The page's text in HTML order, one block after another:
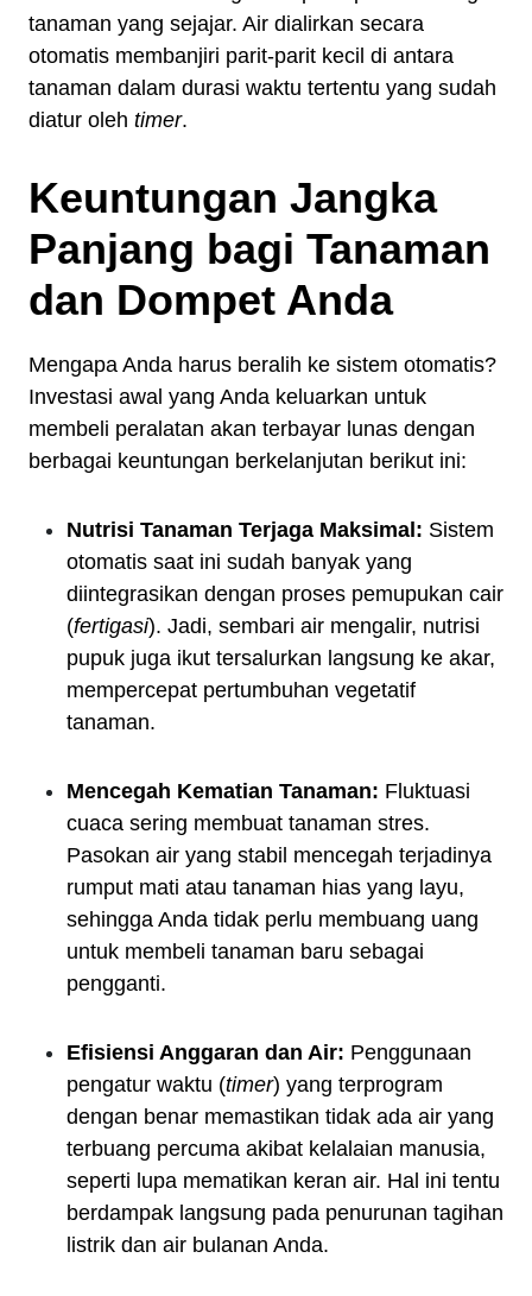
tanaman yang sejajar. Air dialirkan secara
otomatis membanjiri parit-parit kecil di antara
tanaman dalam durasi waktu tertentu yang sudah
diatur oleh timer.
Keuntungan Jangka
Panjang bagi Tanaman
dan Dompet Anda
Mengapa Anda harus beralih ke sistem otomatis?
Investasi awal yang Anda keluarkan untuk
membeli peralatan akan terbayar lunas dengan
berbagai keuntungan berkelanjutan berikut ini:
Nutrisi Tanaman Terjaga Maksimal: Sistem
otomatis saat ini sudah banyak yang
diintegrasikan dengan proses pemupukan cair
(fertigasi). Jadi, sembari air mengalir, nutrisi
pupuk juga ikut tersalurkan langsung ke akar,
mempercepat pertumbuhan vegetatif
tanaman.
Mencegah Kematian Tanaman: Fluktuasi
cuaca sering membuat tanaman stres.
Pasokan air yang stabil mencegah terjadinya
rumput mati atau tanaman hias yang layu,
sehingga Anda tidak perlu membuang uang
untuk membeli tanaman baru sebagai
pengganti.
Efisiensi Anggaran dan Air: Penggunaan
pengatur waktu (timer) yang terprogram
dengan benar memastikan tidak ada air yang
terbuang percuma akibat kelalaian manusia,
seperti lupa mematikan keran air. Hal ini tentu
berdampak langsung pada penurunan tagihan
listrik dan air bulanan Anda.